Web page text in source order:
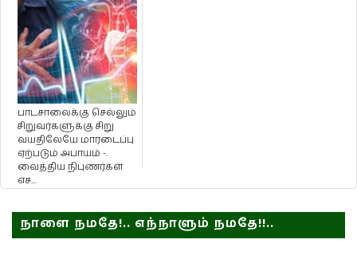
பாடசாலைக்கு செல்லும்
சிறுவர்களுக்கு சிறு
வயதிலேயே மாரடைப்பு
ஏற்படும் அபாயம் -.
வைத்திய நிபுணர்கள்
எச...
நாளை நமதே!.. எந்நாளும் நமதே!!..